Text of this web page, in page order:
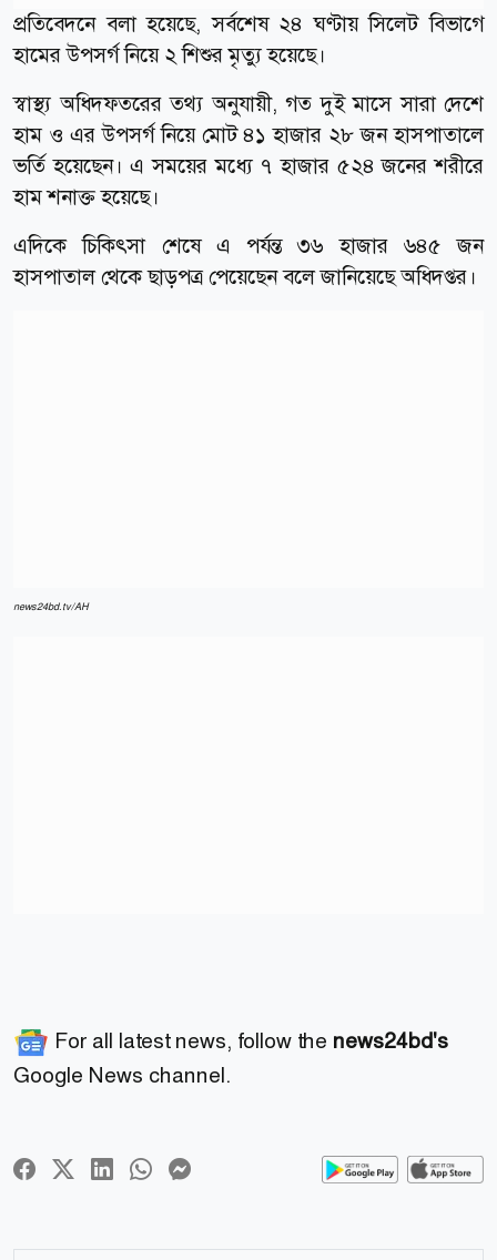
প্রতিবেদনে বলা হয়েছে, সর্বশেষ ২৪ ঘণ্টায় সিলেট বিভাগে
হামের উপসর্গ নিয়ে ২ শিশুর মৃত্যু হয়েছে।
স্বাস্থ্য অধিদফতরের তথ্য অনুযায়ী, গত দুই মাসে সারা দেশে
হাম ও এর উপসর্গ নিয়ে মোট ৪১ হাজার ২৮ জন হাসপাতালে
ভর্তি হয়েছেন। এ সময়ের মধ্যে ৭ হাজার ৫২৪ জনের শরীরে
হাম শনাক্ত হয়েছে।
এদিকে চিকিৎসা শেষে এ পর্যন্ত ৩৬ হাজার ৬৪৫ জন
হাসপাতাল থেকে ছাড়পত্র পেয়েছেন বলে জানিয়েছে অধিদপ্তর।
news24bd.tv/AH
For all latest news, follow the news24bd's
Google News channel.